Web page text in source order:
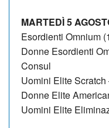
MARTEDÌ 5
Esordienti Omnium
Donne Esordienti
Consul
Uomini Elite
Donne Elite
Uomini Elite